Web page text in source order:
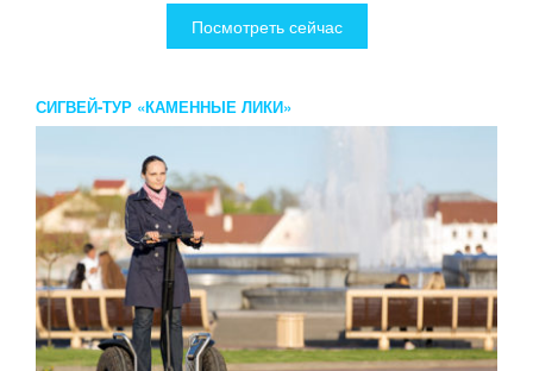
Посмотреть сейчас
СИГВЕЙ-ТУР «КАМЕННЫЕ ЛИКИ»